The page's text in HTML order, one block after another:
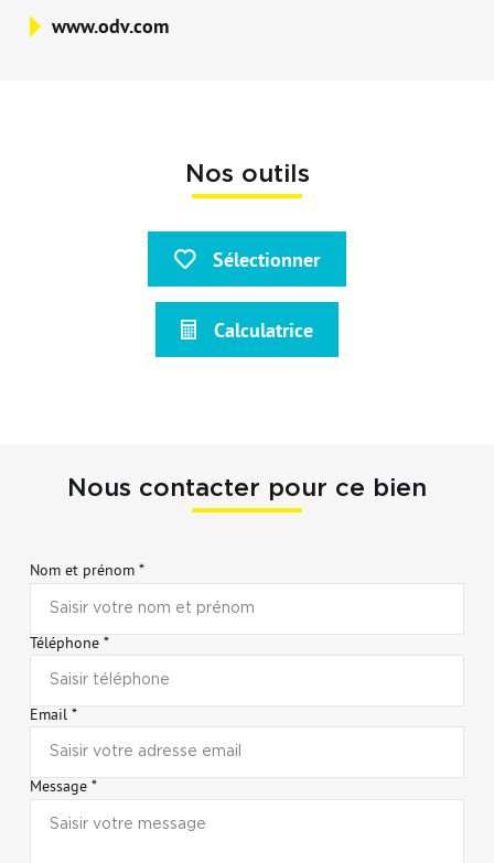
www.odv.com
Nos outils
Sélectionner
Calculatrice
Nous contacter pour ce bien
Nom et prénom *
Téléphone *
Email *
Message *